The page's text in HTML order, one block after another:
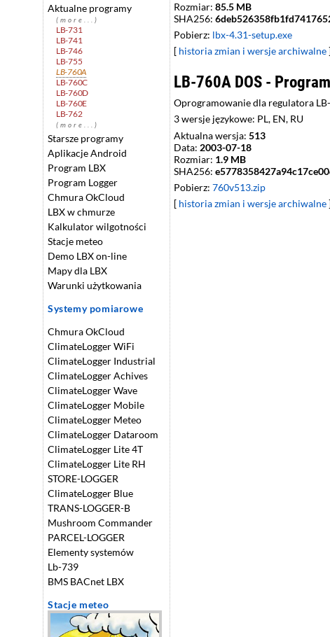
Aktualne programy
(more...)
LB-731
LB-741
LB-746
LB-755
LB-760A
LB-760C
LB-760D
LB-760E
LB-762
(more...)
Starsze programy
Aplikacje Android
Program LBX
Program Logger
Chmura OkCloud
LBX w chmurze
Kalkulator wilgotności
Stacje meteo
Demo LBX on-line
Mapy dla LBX
Warunki użytkowania
Systemy pomiarowe
Chmura OkCloud
ClimateLogger WiFi
ClimateLogger Industrial
ClimateLogger Achives
ClimateLogger Wave
ClimateLogger Mobile
ClimateLogger Meteo
ClimateLogger Dataroom
ClimateLogger Lite 4T
ClimateLogger Lite RH
STORE-LOGGER
ClimateLogger Blue
TRANS-LOGGER-B
Mushroom Commander
PARCEL-LOGGER
Elementy systemów
Lb-739
BMS BACnet LBX
Stacje meteo
Rozmiar: 85.5 MB
SHA256:
Pobierz: lbx-4.31-setup.exe
[ historia zmian i wersje archiwalne
LB-760A DOS -
Oprogramowanie dla regulatora
3 wersje językowe: PL, EN, RU
Aktualna wersja: 513
Data: 2003-07-18
Rozmiar: 1.9 MB
SHA256:
Pobierz: 760v513.zip
[ historia zmian i wersje archiwalne